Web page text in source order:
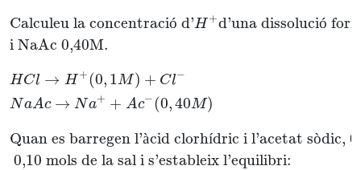
Calculeu la concentració d’H +d’una dissolució
i NaAc 0,40M.
HCl → H +(0, 1M) + Cl−
NaAc → Na+ + Ac−(0,40M)
Quan es barregen l’àcid clorhídric i l’acetat sòdic,
0,10 mols de la sal i s’estableix l’equilibri:
Calculeu la concentració d’H+d’una dissolució